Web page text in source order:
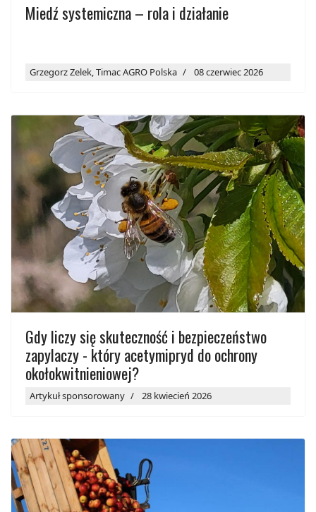
Miedź systemiczna – rola i działanie
Grzegorz Zelek, Timac AGRO Polska 08 czerwiec 2026
Gdy liczy się skuteczność i bezpieczeństwo
zapylaczy - który acetymipryd do ochrony
okołokwitnieniowej?
Artykuł sponsorowany 28 kwiecień 2026